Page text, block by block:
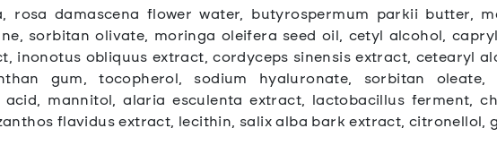
rosa damascena flower water, butyrospermum parkii butter,
sorbitan olivate, moringa oleifera seed oil, cetyl alcohol,
inonotus obliquus extract, cordyceps sinensis extract, cetearyl
gum, tocopherol, sodium hyaluronate, sorbitan
acid, mannitol, alaria esculenta extract, lactobacillus ferment,
flavidus extract, lecithin, salix alba bark extract, citronellol,